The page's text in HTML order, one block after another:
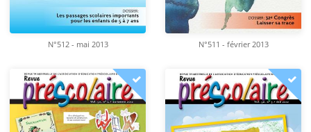
N°512 - mai 2013 N°511 - février 2013